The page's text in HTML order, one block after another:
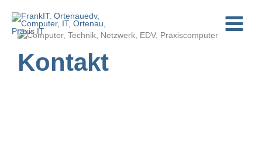
Inhalt
springen
Kontakt